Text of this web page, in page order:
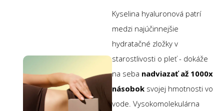
Kyselina hyaluronová patrí
medzi najúčinnejšie
hydratačné zložky v
starostlivosti o pleť - dokáže
na seba nadviazať až 1000x
násobok svojej hmotnosti vo
vode. Vysokomolekulárna